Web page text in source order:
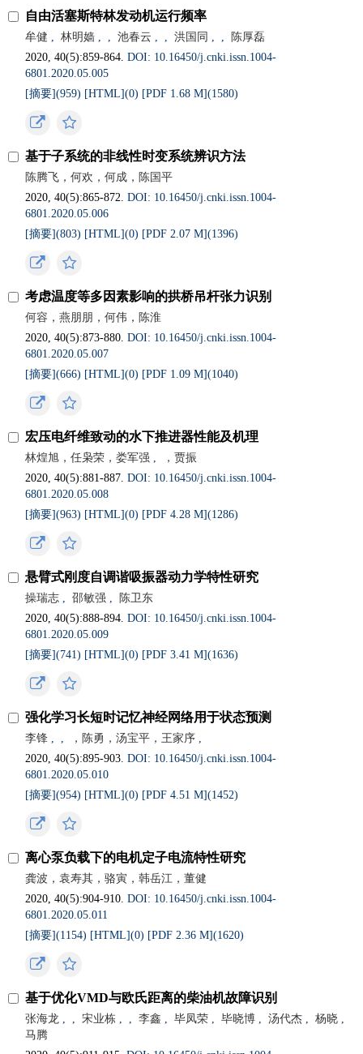
自由活塞斯特林发动机运行频率
牟健 , 林明嫱 , , 池春云 , , 洪国同 , ,
陈厚磊
2020, 40(5):859-864.DOI: 10.16450/j.cnki.issn.1004-
6801.2020.05.005
[摘要](959) [HTML](0) [PDF 1.68 M](1580)
基于子系统的非线性时变系统辨识方法
陈腾飞，何欢，何成，陈国平
2020, 40(5):865-872.DOI: 10.16450/j.cnki.issn.1004-
6801.2020.05.006
[摘要](803) [HTML](0) [PDF 2.07 M](1396)
考虑温度等多因素影响的拱桥吊杆张力识别
何容，燕朋朋，何伟，陈淮
2020, 40(5):873-880.DOI: 10.16450/j.cnki.issn.1004-
6801.2020.05.007
[摘要](666) [HTML](0) [PDF 1.09 M](1040)
宏压电纤维致动的水下推进器性能及机理
林煌旭，任枭荣，娄军强 ,
，贾振
2020, 40(5):881-887.DOI: 10.16450/j.cnki.issn.1004-
6801.2020.05.008
[摘要](963) [HTML](0) [PDF 4.28 M](1286)
悬臂式刚度自调谐吸振器动力学特性研究
操瑞志 , 邵敏强 ,
陈卫东
2020, 40(5):888-894.DOI: 10.16450/j.cnki.issn.1004-
6801.2020.05.009
[摘要](741) [HTML](0) [PDF 3.41 M](1636)
强化学习长短时记忆神经网络用于状态预测
李锋 , , ，陈勇，汤宝平，王家序 ,
2020, 40(5):895-903.DOI: 10.16450/j.cnki.issn.1004-
6801.2020.05.010
[摘要](954) [HTML](0) [PDF 4.51 M](1452)
离心泵负载下的电机定子电流特性研究
龚波，袁寿其，骆寅，韩岳江，董健
2020, 40(5):904-910.DOI: 10.16450/j.cnki.issn.1004-
6801.2020.05.011
[摘要](1154) [HTML](0) [PDF 2.36 M](1620)
基于优化VMD与欧氏距离的柴油机故障识别
张海龙 , , 宋业栋 , , 李鑫 , 毕凤荣 , 毕晓博 , 汤代杰 , 杨晓 ,
马腾